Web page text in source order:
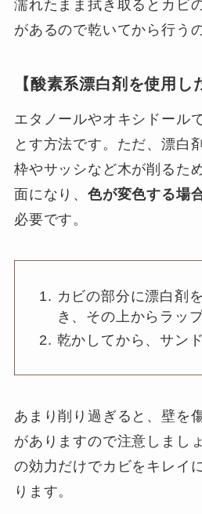
濡れたまま拭き取るとカビ
があるので乾いてから行う
【酸素系漂白剤を使用し
エタノールやオキシドール
とす方法です。ただ、漂白
枠やサッシなど木が削るた
面になり、 色が変色する場
必要です。
カビの部分に漂白剤
き、その上からラッ
乾かしてから、サン
あまり削り過ぎると、壁を
がありますので注意しまし
の効力だけでカビをキレイ
ります。